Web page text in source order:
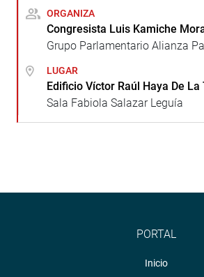
ORGANIZA
Congresista Luis Kamiche
Grupo Parlamentario Alianza
LUGAR
Edificio Víctor Raúl Haya De La
Sala Fabiola Salazar Leguía
PORTAL
Inicio